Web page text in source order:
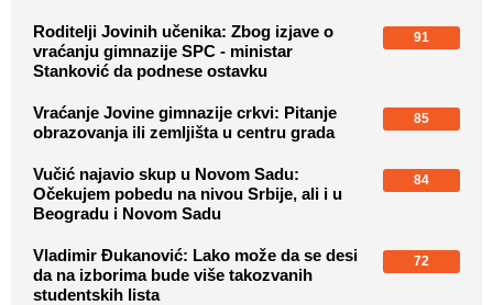
Roditelji Jovinih učenika: Zbog izjave o
vraćanju gimnazije SPC - ministar
Stanković da podnese ostavku
91
Vraćanje Jovine gimnazije crkvi: Pitanje
obrazovanja ili zemljišta u centru grada
85
Vučić najavio skup u Novom Sadu:
Očekujem pobedu na nivou Srbije, ali i u
Beogradu i Novom Sadu
84
Vladimir Đukanović: Lako može da se desi
da na izborima bude više takozvanih
studentskih lista
72